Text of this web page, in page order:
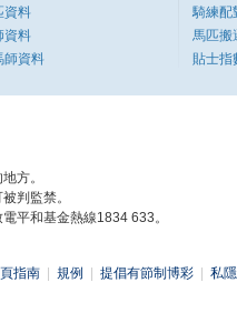
資料
資料
師資料
騎練配
馬匹搬
貼士指
方。
判監禁。
平和基金熱線1834 633。
指南 規例 提倡有節制博彩 私